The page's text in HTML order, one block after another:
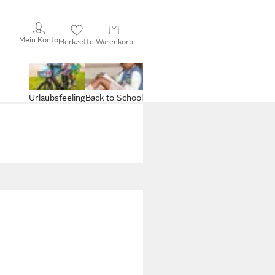
Mein KontoMerkzettelWarenkorb
Back to School
Urlaubsfeeling